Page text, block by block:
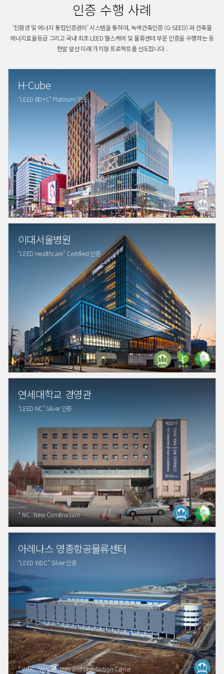
인증 수행 사례
‘친환경 및 에너지 통합인증관리' 시스템을 통하여, 녹색건축인증 (G-SEED) 과 건축물
에너지효율등급 그리고국내 최초 LEED 헬스케어 및 물류센터 부문 인증을 수행하는 등
한발 앞선 미래 가치형 프로젝트를 선도합니다 .
H-Cube
“LEED BD+C” Platinum 인증
이대서울병원
“LEED Healthcare” Certified 인증
연세대학교 경영관
“LEED NC” Silver 인증
* NC : New Construction
아레나스 영종항공물류센터
“LEED WDC” Silver 인증
* WDC : Warehouses and Distribution Center